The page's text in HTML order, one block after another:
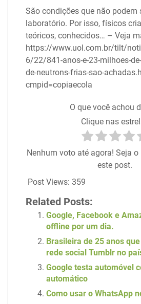
São condições que não podem
laboratório. Por isso, físicos
teóricos, conhecidos… – Veja
https://www.uol.com.br/tilt/
6/22/841-anos-e-23-milhoes-
de-neutrons-frias-sao-
cmpid=copiaecola
O que você achou
Clique nas
Nenhum voto até agora! Seja
este post.
Post Views: 359
Related Posts:
Google, Facebook e
offline por um dia.
Brasileira de 25 anos
rede social Tumblr no
Google testa automóvel
automático
Como usar o WhatsApp